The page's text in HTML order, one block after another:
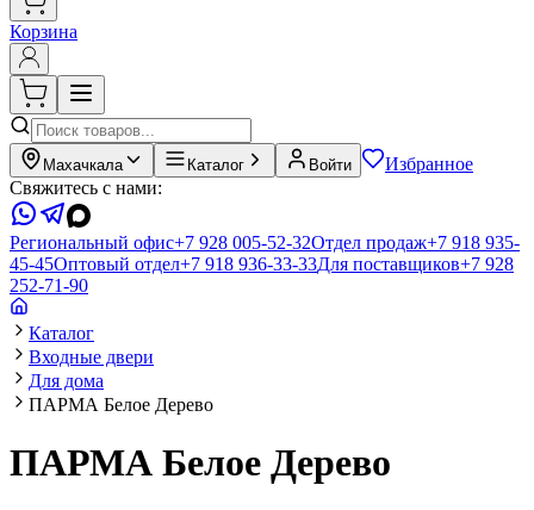
Корзина
Махачкала Каталог Войти
Избранное
Свяжитесь с нами:
Региональный офис+7 928 005-52-32Отдел продаж+7 918 935-
45-45Оптовый отдел+7 918 936-33-33Для поставщиков+7 928
252-71-90
Каталог
Входные двери
Для дома
ПАРМА Белое Дерево
ПАРМА Белое Дерево